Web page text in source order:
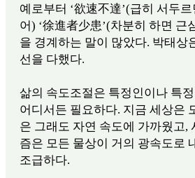
예로부터 ‘欲速不達’(급히 서두
어) ‘徐進者少患’(차분히 하면 근
을 경계하는 말이 많았다. 박태상
선을 다했다.
삶의 속도조절은 특정인이나 특
어디서든 필요하다. 지금 세상은
은 그래도 자연 속도에 가까웠고,
즘은 모든 물상이 거의 광속도로
조급하다.